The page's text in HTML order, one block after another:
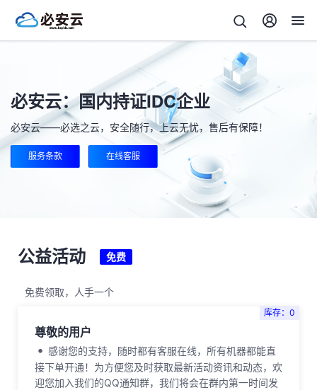
必安云：国内持证IDC企业
必安云——必选之云，安全随行，上云无忧，售后有保障！
服务条款 在线客服
公益活动 免费
免费领取，人手一个
库存：0
尊敬的用户
感谢您的支持，随时都有客服在线，所有机器都能直
接下单开通！为方便您及时获取最新活动资讯和动态，欢
迎您加入我们的QQ通知群，我们将会在群内第一时间发